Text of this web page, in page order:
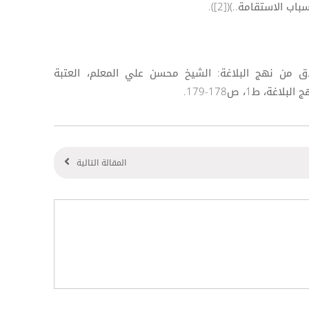
الاستقامة..)([2]).
من نهج البلاغة: الشيخ محسن علي المعلم، العتبة
ط1، ص178-179.
المقالة التالية